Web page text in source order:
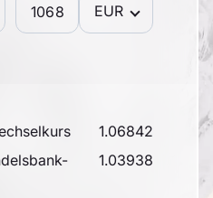
EUR
1.06842
1.03938